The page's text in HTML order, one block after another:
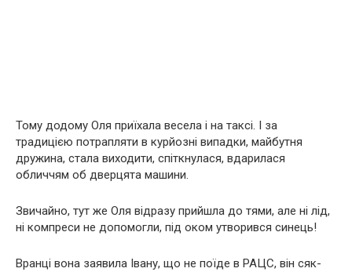
Тому додому Оля приїхала весела і на таксі. І за
традицією потрапляти в курйозні випадки, майбутня
дружина, стала виходити, спіткнулася, вдарилася
обличчям об дверцята машини.
Звичайно, тут же Оля відразу прийшла до тями, але ні лід,
ні компреси не допомогли, під оком утворився синець!
Вранці вона заявила Івану, що не поїде в РАЦС, він сяк-